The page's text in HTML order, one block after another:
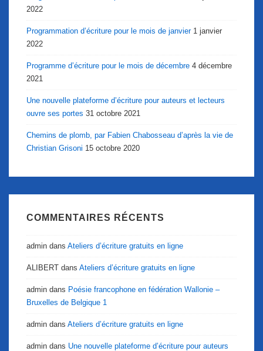
2022
Programmation d’écriture pour le mois de janvier 1 janvier
2022
Programme d’écriture pour le mois de décembre 4 décembre
2021
Une nouvelle plateforme d’écriture pour auteurs et lecteurs
ouvre ses portes 31 octobre 2021
Chemins de plomb, par Fabien Chabosseau d’après la vie de
Christian Grisoni 15 octobre 2020
COMMENTAIRES RÉCENTS
admin dans Ateliers d’écriture gratuits en ligne
ALIBERT dans Ateliers d’écriture gratuits en ligne
admin dans Poésie francophone en fédération Wallonie –
Bruxelles de Belgique 1
admin dans Ateliers d’écriture gratuits en ligne
admin dans Une nouvelle plateforme d’écriture pour auteurs